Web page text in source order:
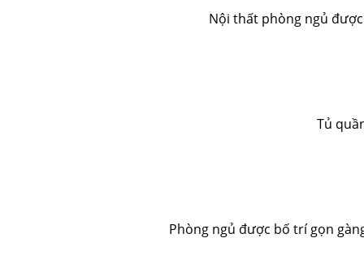
Nội thất phòng ngủ
Tủ
Phòng ngủ được bố trí gọn